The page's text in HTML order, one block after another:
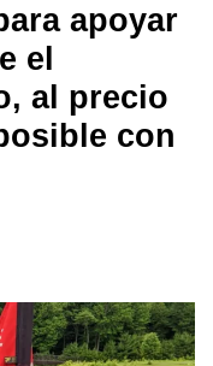
apoyar
el
al precio
con